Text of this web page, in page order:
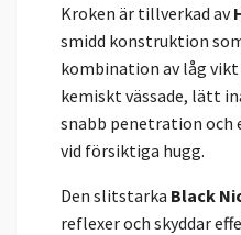
Kroken är tillverkad av
smidd konstruktion
kombination av låg
kemiskt vässade, lätt
snabb penetration och
vid försiktiga hugg.
Den slitstarka Black
reflexer och skyddar